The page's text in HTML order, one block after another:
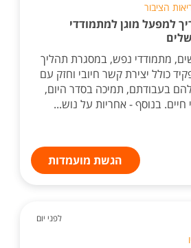
הציבור
למפעל מוגן למתמודדי
מתמודדי נפש, במסגרת תהליך
כולל יצירת קשר חיובי וחזק עם
בעבודתם, תמיכה בסדר היום,
חיים. בנוסף - אחריות על נוש...
הגשת מועמדות
לפני יום